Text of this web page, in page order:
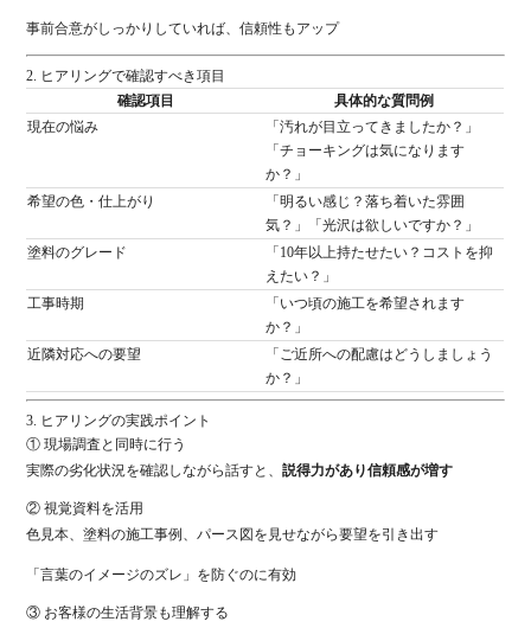
事前合意がしっかり していれば、信頼性も アップ
2. ヒアリングで確認すべき項目
確認項目 具体的な質問例
現在の悩み 「汚れが目立って き ま したか？」
「チョーキングは気になり ます
か？」
希望の色・仕上がり 「明るい感じ？落ち着いた雰囲
気？」「光沢は欲しいですか？」
塗料のグレード 「10年以上持たせたい？ コスト を抑
えたい？」
工事時期 「いつ頃の施工を希望されます
か？」
近隣対応への要望 「 ご近所への配慮は どう しま しょう
か？」
3. ヒアリングの実践ポイント
①現場調査 と同時に行う
実際の劣化状況 を確認しながら話すと、説得力があり信頼感が増す
②視覚資料を活用
色見本、塗料の施工事例、パース 図を 見せながら要望を引き出す
「言葉のイメージのズレ」 を防ぐのに有効
③ お客様の生活背景も理解する